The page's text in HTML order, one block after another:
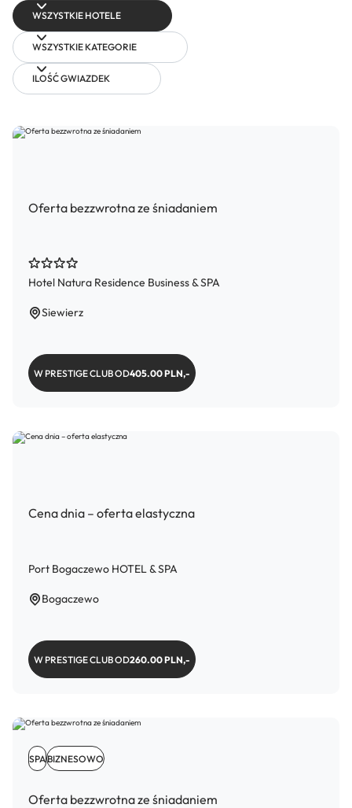
WSZYSTKIE HOTELE
WSZYSTKIE KATEGORIE
ILOŚĆ GWIAZDEK
Oferta bezzwrotna ze śniadaniem
Hotel Natura Residence Business & SPA
Siewierz
W PRESTIGE CLUB OD405.00 PLN,-
Cena dnia – oferta elastyczna
Port Bogaczewo HOTEL & SPA
Bogaczewo
W PRESTIGE CLUB OD260.00 PLN,-
Oferta bezzwrotna ze śniadaniem
SPABIZNESOWO